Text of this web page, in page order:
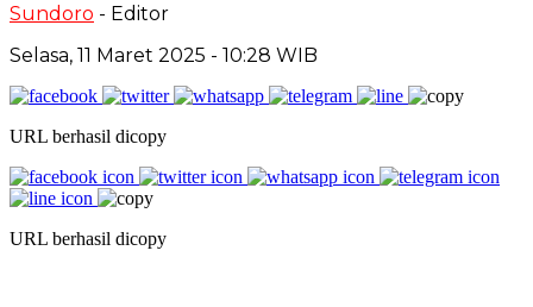
Sundoro - Editor
Selasa, 11 Maret 2025 - 10:28 WIB
URL berhasil dicopy
URL berhasil dicopy